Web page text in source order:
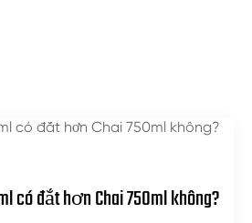
có đắt hơn Chai 750ml không?